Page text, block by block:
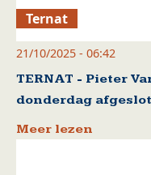
Ternat
21/10/2025 - 06:42
TERNAT - Pieter
donderdag
Meer lezen